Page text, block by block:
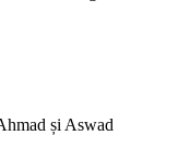
și Aswad